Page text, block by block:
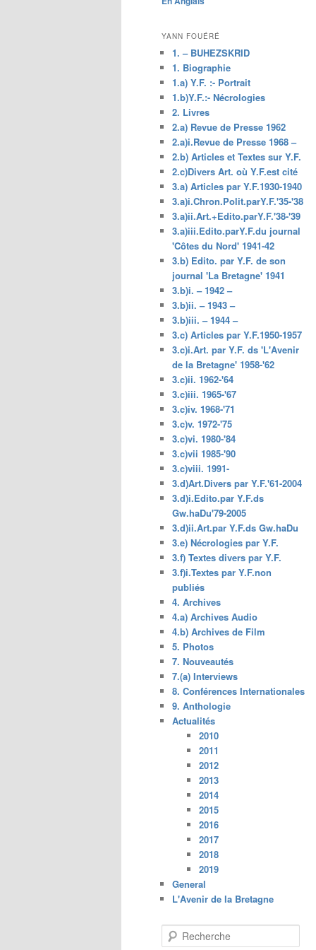
principal
YANN FOUÉRÉ
1. – BUHEZSKRID
1. Biographie
1.a) Y.F. :- Portrait
1.b)Y.F.:- Nécrologies
2. Livres
2.a) Revue de Presse 1962
2.a)i.Revue de Presse 1968 –
2.b) Articles et Textes sur Y.F.
2.c)Divers Art. où Y.F.est cité
3.a) Articles par Y.F.1930-1940
3.a)i.Chron.Polit.parY.F.'35-'38
3.a)ii.Art.+Edito.parY.F.'38-'39
3.a)iii.Edito.parY.F.du journal
'Côtes du Nord' 1941-42
3.b) Edito. par Y.F. de son
journal 'La Bretagne' 1941
3.b)i. – 1942 –
3.b)ii. – 1943 –
3.b)iii. – 1944 –
3.c) Articles par Y.F.1950-1957
3.c)i.Art. par Y.F. ds 'L'Avenir
de la Bretagne' 1958-'62
3.c)ii. 1962-'64
3.c)iii. 1965-'67
3.c)iv. 1968-'71
3.c)v. 1972-'75
3.c)vi. 1980-'84
3.c)vii 1985-'90
3.c)viii. 1991-
3.d)Art.Divers par Y.F.'61-2004
3.d)i.Edito.par Y.F.ds
Gw.haDu'79-2005
3.d)ii.Art.par Y.F.ds Gw.haDu
3.e) Nécrologies par Y.F.
3.f) Textes divers par Y.F.
3.f)i.Textes par Y.F.non
publiés
4. Archives
4.a) Archives Audio
4.b) Archives de Film
5. Photos
7. Nouveautés
7.(a) Interviews
8. Conférences Internationales
9. Anthologie
Actualités
2010
2011
2012
2013
2014
2015
2016
2017
2018
2019
General
L'Avenir de la Bretagne
e